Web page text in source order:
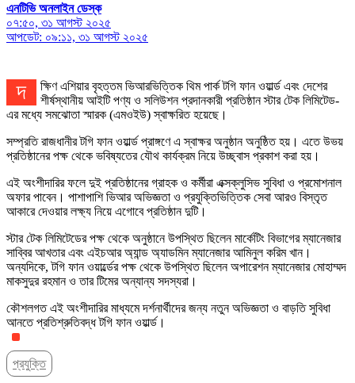
এনটিভি অনলাইন ডেস্ক
০৭:৫০, ৩১ আগস্ট ২০২৫
আপডেট: ০৯:১১, ৩১ আগস্ট ২০২৫
দক্ষিণ এশিয়ার বৃহত্তম ভিআরভিত্তিক থিম পার্ক টগি ফান ওয়ার্ল্ড এবং দেশের
শীর্ষস্থানীয় আইটি পণ্য ও সলিউশন প্রদানকারী প্রতিষ্ঠান স্টার টেক লিমিটেড-
এর মধ্যে সমঝোতা স্মারক (এমওইউ) স্বাক্ষরিত হয়েছে।
সম্প্রতি রাজধানীর টগি ফান ওয়ার্ল্ড প্রাঙ্গণে এ স্বাক্ষর অনুষ্ঠান অনুষ্ঠিত হয়। এতে উভয়
প্রতিষ্ঠানের পক্ষ থেকে ভবিষ্যতের যৌথ কার্যক্রম নিয়ে উচ্ছ্বাস প্রকাশ করা হয়।
এই অংশীদারির ফলে দুই প্রতিষ্ঠানের গ্রাহক ও কর্মীরা এক্সক্লুসিভ সুবিধা ও প্রমোশনাল
অফার পাবেন। পাশাপাশি ভিআর অভিজ্ঞতা ও প্রযুক্তিভিত্তিক সেবা আরও বিস্তৃত
আকারে দেওয়ার লক্ষ্য নিয়ে এগোবে প্রতিষ্ঠান দুটি।
স্টার টেক লিমিটেডের পক্ষ থেকে অনুষ্ঠানে উপস্থিত ছিলেন মার্কেটিং বিভাগের ম্যানেজার
সাব্বির আখতার এবং এইচআর অ্যান্ড অ্যাডমিন ম্যানেজার আমিনুল করিম খান।
অন্যদিকে, টগি ফান ওয়ার্ল্ডের পক্ষ থেকে উপস্থিত ছিলেন অপারেশন ম্যানেজার মোহাম্মদ
মাকসুদুর রহমান ও তার টিমের অন্যান্য সদস্যরা।
কৌশলগত এই অংশীদারির মাধ্যমে দর্শনার্থীদের জন্য নতুন অভিজ্ঞতা ও বাড়তি সুবিধা
আনতে প্রতিশ্রুতিবদ্ধ টগি ফান ওয়ার্ল্ড।
প্রযুক্তি